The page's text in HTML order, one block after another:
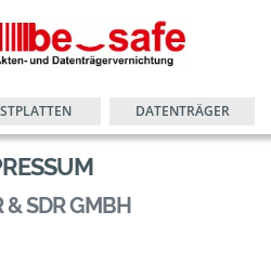
DATENTRÄGER
& SDR GMBH